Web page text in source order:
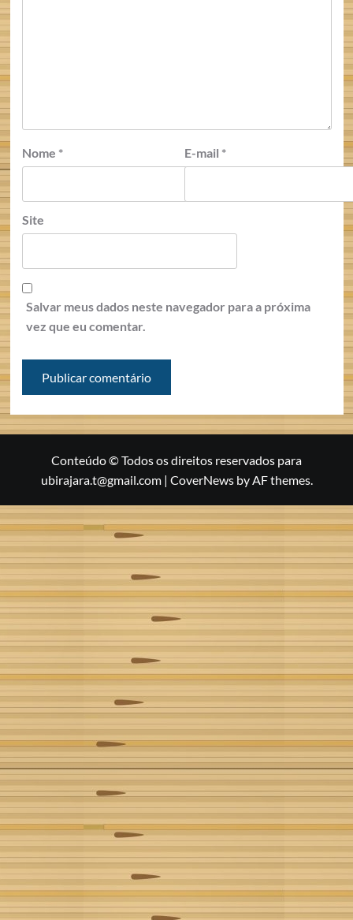
Nome * E-mail *
Site
Salvar meus dados neste navegador para a próxima
vez que eu comentar.
Conteúdo © Todos os direitos reservados para
ubirajara.t@gmail.com | CoverNewsby AF themes.